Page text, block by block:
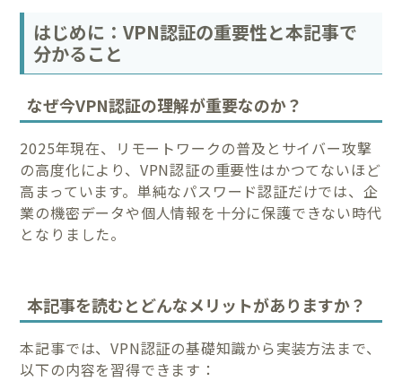
はじめに：VPN認証の重要性と本記事で
分かること
なぜ今VPN認証の理解が重要なのか？
2025年現在、リモートワークの普及とサイバー攻撃
の高度化により、VPN認証の重要性はかつてないほど
高まっています。単純なパスワード認証だけでは、企
業の機密データや個人情報を十分に保護できない時代
となりました。
本記事を読むとどんなメリットがありますか？
本記事では、VPN認証の基礎知識から実装方法まで、
以下の内容を習得できます：